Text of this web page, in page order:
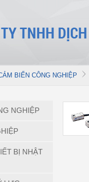
BIẾN CÔNG NGHIỆP
NGHIỆP
BỊ NHẬT